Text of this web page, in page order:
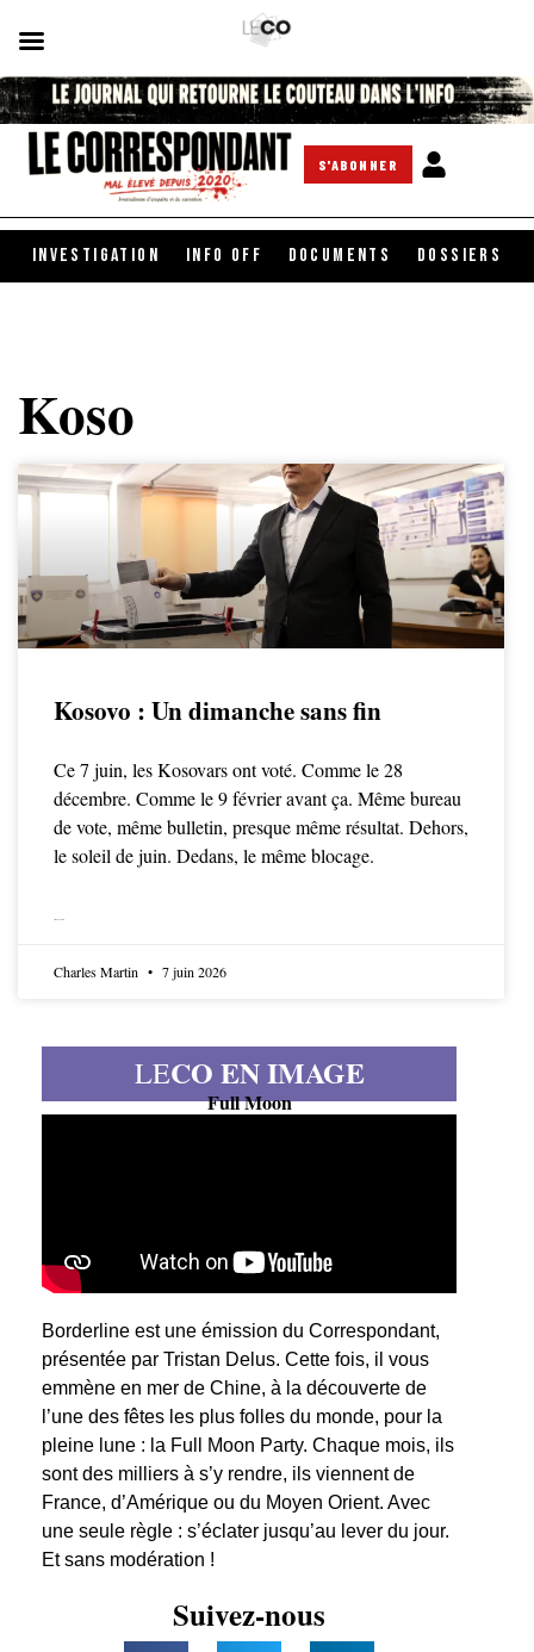
S'ABONNER
INVESTIGATION INFO OFF DOCUMENTS DOSSIERS
Koso
Kosovo : Un dimanche sans fin
Ce 7 juin, les Kosovars ont voté. Comme le 28
décembre. Comme le 9 février avant ça. Même bureau
de vote, même bulletin, presque même résultat. Dehors,
le soleil de juin. Dedans, le même blocage.
Charles Martin 7 juin 2026
LECO EN IMAGE
Full Moon
Borderline est une émission du Correspondant,
présentée par Tristan Delus. Cette fois, il vous
emmène en mer de Chine, à la découverte de
l’une des fêtes les plus folles du monde, pour la
pleine lune : la Full Moon Party. Chaque mois, ils
sont des milliers à s’y rendre, ils viennent de
France, d’Amérique ou du Moyen Orient. Avec
une seule règle : s’éclater jusqu’au lever du jour.
Et sans modération !
Suivez-nous